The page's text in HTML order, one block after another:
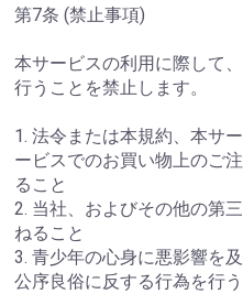
第7条 (禁止事項)
本サービスの利用に際して
行うことを禁止します。
1. 法令または本規約、本サ
ービスでのお買い物上のご
ること
2. 当社、およびその他の第
ねること
3. 青少年の心身に悪影響を
公序良俗に反する行為を行